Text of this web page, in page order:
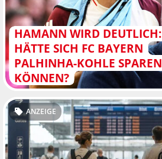
HAMANN WIRD DEUTLICH:
HÄTTE SICH FC BAYERN
PALHINHA-KOHLE SPAREN
KÖNNEN?
ANZEIGE